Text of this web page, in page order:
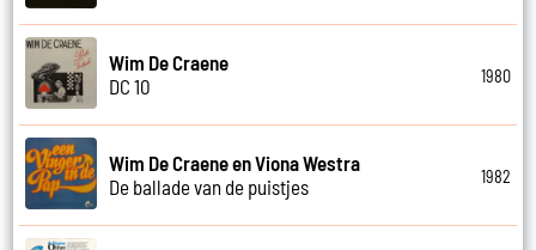
Wim De Craene
DC 10
1980
Wim De Craene en Viona Westra
De ballade van de puistjes
1982